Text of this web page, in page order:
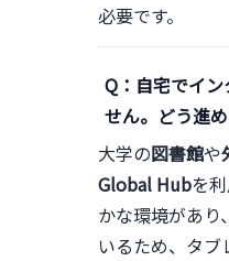
必要です。
Q：自宅でイ
せん。どう進
大学の図書館や
Global Hubを
かな環境があり
いるため、タブ